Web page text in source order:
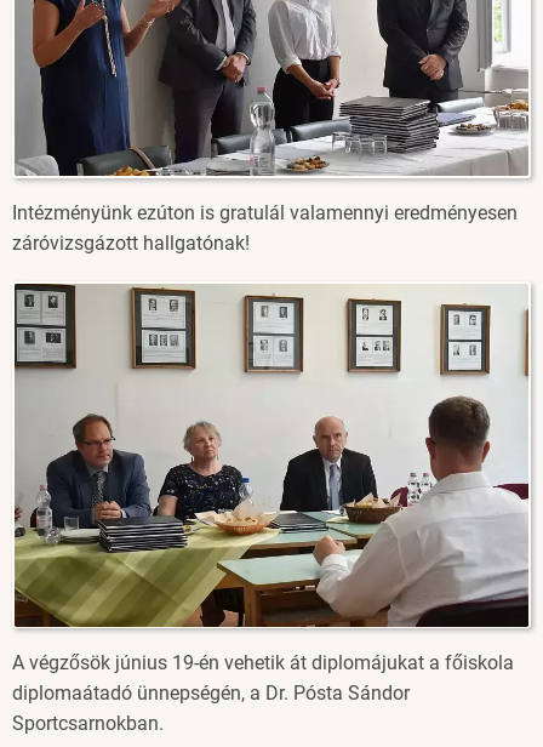
Intézményünk ezúton is gratulál valamennyi eredményesen
záróvizsgázott hallgatónak!
Image
A végzősök június 19-én vehetik át diplomájukat a főiskola
diplomaátadó ünnepségén, a Dr. Pósta Sándor
Sportcsarnokban.